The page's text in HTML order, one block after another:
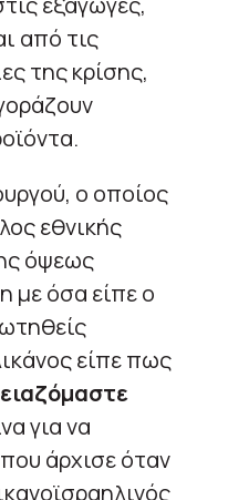
από τις
της κρίσης,
ο οποίος
εθνικής
όψεως
με όσα είπε ο
είπε πως
για να
άρχισε όταν